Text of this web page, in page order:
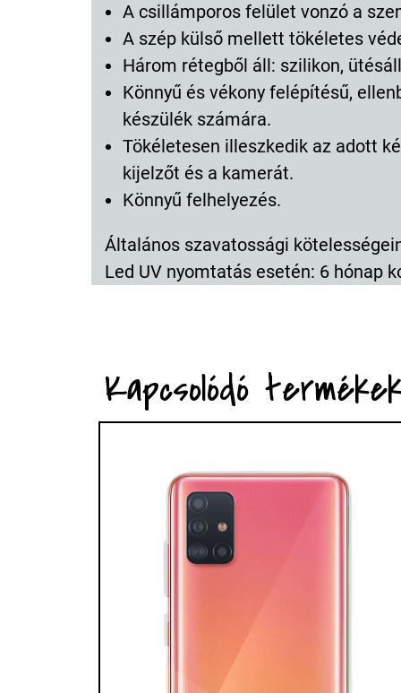
A csillámporos felület vonzó a
A szép külső mellett tökéletes
Három rétegből áll: szilikon,
Könnyű és vékony felépítésű,
készülék számára.
Tökéletesen illeszkedik az adott
kijelzőt és a kamerát.
Könnyű felhelyezés.
Általános szavatossági
Led UV nyomtatás esetén: 6 hónap
Kapcsolódó